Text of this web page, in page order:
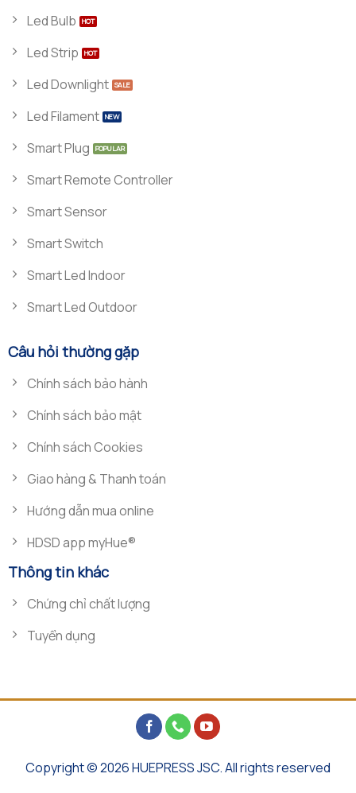
Led Bulb
Led Strip
Led Downlight
Led Filament
Smart Plug
Smart Remote Controller
Smart Sensor
Smart Switch
Smart Led Indoor
Smart Led Outdoor
Câu hỏi thường gặp
Chính sách bảo hành
Chính sách bảo mật
Chính sách Cookies
Giao hàng & Thanh toán
Hướng dẫn mua online
HDSD app myHue®
Thông tin khác
Chứng chỉ chất lượng
Tuyển dụng
Copyright © 2026 HUEPRESS JSC. All rights reserved